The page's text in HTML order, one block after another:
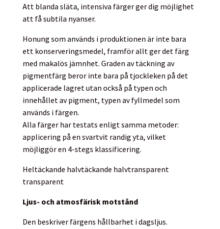
Att blanda släta, intensiva färger ger dig möjlighet
att få subtila nyanser.
Honung som används i produktionen är inte bara
ett konserveringsmedel, framför allt ger det färg
med makalös jämnhet. Graden av täckning av
pigmentfärg beror inte bara på tjockleken på det
applicerade lagret utan också på typen och
innehållet av pigment, typen av fyllmedel som
används i färgen.
Alla färger har testats enligt samma metoder:
applicering på en svartvit randig yta, vilket
möjliggör en 4-stegs klassificering.
Heltäckande halvtäckande halvtransparent
transparent
Ljus- och atmosfärisk motstånd
Den beskriver färgens hållbarhet i dagsljus.